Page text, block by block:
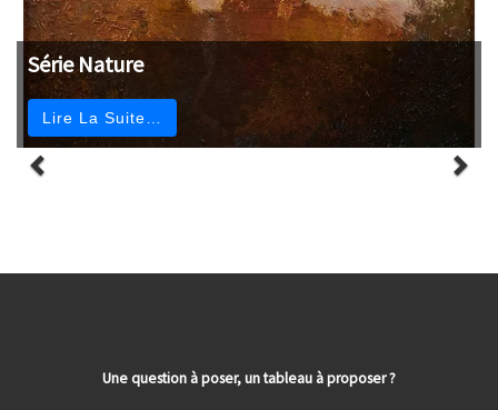
Série Nature
Lire La Suite…
Une question à poser, un tableau à proposer ?